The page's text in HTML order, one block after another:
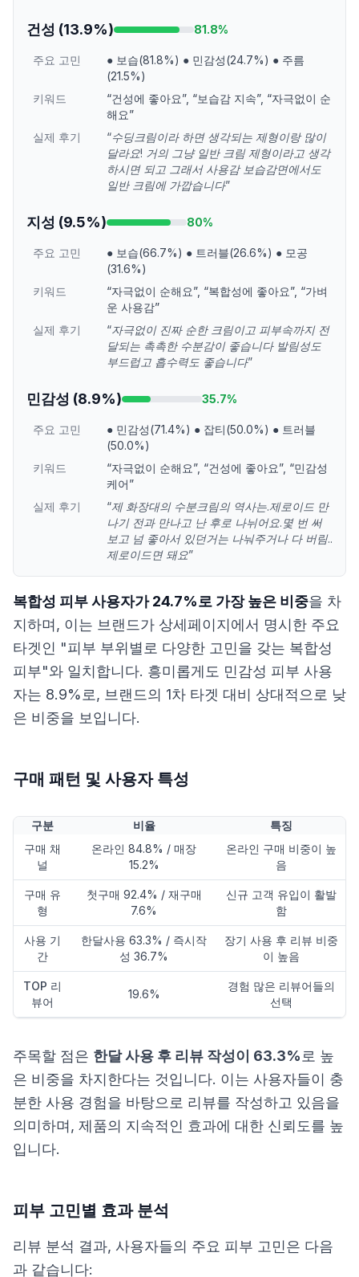
건성 (13.9%) 81.8%
주요 고민 ● 보습(81.8%) ● 민감성(24.7%) ● 주름
(21.5%)
키워드
“건성에 좋아요”, “보습감 지속”, “자극없이 순
해요”
실제 후기
“수딩크림이라 하면 생각되는 제형이랑 많이
달라요! 거의 그냥 일반 크림 제형이라고 생각
하시면 되고 그래서 사용감 보습감면에서도
일반 크림에 가깝습니다”
지성 (9.5%) 80%
주요 고민 ● 보습(66.7%) ● 트러블(26.6%) ● 모공
(31.6%)
키워드
“자극없이 순해요”, “복합성에 좋아요”, “가벼
운 사용감”
실제 후기
“자극없이 진짜 순한 크림이고 피부속까지 전
달되는 촉촉한 수분감이 좋습니다 발림성도
부드럽고 흡수력도 좋습니다”
민감성 (8.9%) 35.7%
주요 고민 ● 민감성(71.4%) ● 잡티(50.0%) ● 트러블
(50.0%)
키워드
“자극없이 순해요”, “건성에 좋아요”, “민감성
케어”
실제 후기
“제 화장대의 수분크림의 역사는.제로이드 만
나기 전과 만나고 난 후로 나뉘어요.몇 번 써
보고 넘 좋아서 있던거는 나눠주거나 다 버림..
제로이드면 돼요”
복합성 피부 사용자가 24.7%로 가장 높은 비중을 차
지하며, 이는 브랜드가 상세페이지에서 명시한 주요
타겟인 "피부 부위별로 다양한 고민을 갖는 복합성
피부"와 일치합니다. 흥미롭게도 민감성 피부 사용
자는 8.9%로, 브랜드의 1차 타겟 대비 상대적으로 낮
은 비중을 보입니다.
구매 패턴 및 사용자 특성
구분 비율
특징
구매 채
널
온라인 84.8% / 매장
15.2%
온라인 구매 비중이 높
음
구매 유
형
첫구매 92.4% / 재구매
7.6%
신규 고객 유입이 활발
함
사용 기
간
한달사용 63.3% / 즉시작
성 36.7%
장기 사용 후 리뷰 비중
이 높음
TOP 리
뷰어
19.6%
경험 많은 리뷰어들의
선택
주목할 점은 한달 사용 후 리뷰 작성이 63.3% 로 높
은 비중을 차지한다는 것입니다. 이는 사용자들이 충
분한 사용 경험을 바탕으로 리뷰를 작성하고 있음을
의미하며, 제품의 지속적인 효과에 대한 신뢰도를 높
입니다.
피부 고민별 효과 분석
리뷰 분석 결과, 사용자들의 주요 피부 고민은 다음
과 같습니다: